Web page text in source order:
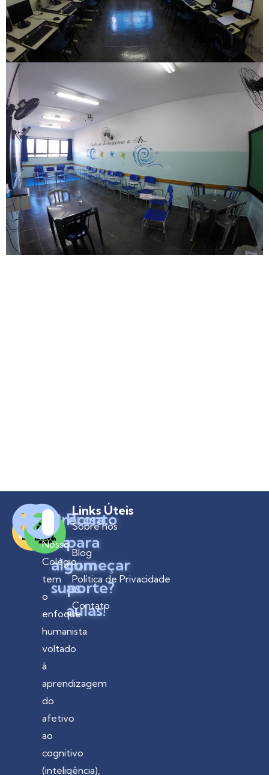
Precisa
de
algum
suporte?
Pronto
para
começar
as
aulas!
Nosso
Colégio
tem
o
enfoque
humanista
voltado
à
aprendizagem
do
afetivo
ao
cognitivo
(inteligência),
Links Úteis
Sobre nós
Blog
Política de Privacidade
Contato